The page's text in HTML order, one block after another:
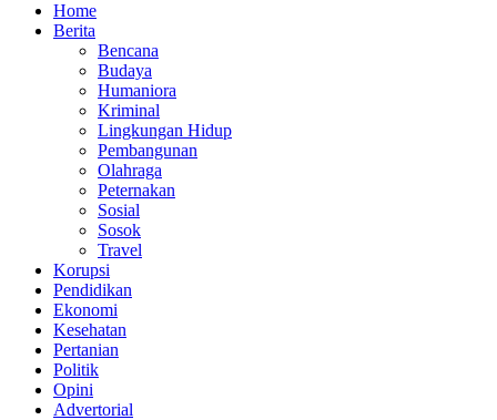
Home
Berita
Bencana
Budaya
Humaniora
Kriminal
Lingkungan Hidup
Pembangunan
Olahraga
Peternakan
Sosial
Sosok
Travel
Korupsi
Pendidikan
Ekonomi
Kesehatan
Pertanian
Politik
Opini
Advertorial